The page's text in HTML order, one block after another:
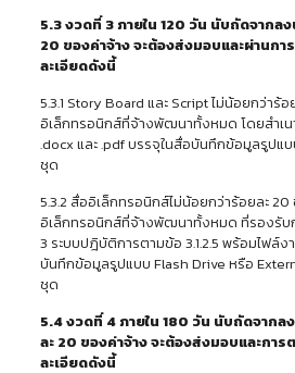
5.3 งวดที่ 3 ภายใน 120 วัน นับถัดจากล
20 ของค่าจ้าง จะต้องส่งมอบและผ่านก
ละเอียดดังนี้
5.3.1 Story Board และ Script ไม่น้อยกว่าร้
อิเล็กทรอนิกส์ที่จ้างพัฒนาทั้งหมด โดยสำเน
.docx และ .pdf บรรจุในสื่อบันทึกข้อมูลรูปแ
ชุด
5.3.2 สื่ออิเล็กทรอนิกส์ไม่น้อยกว่าร้อยละ
อิเล็กทรอนิกส์ที่จ้างพัฒนาทั้งหมด ที่รองรับ
3 ระบบปฎิบัติการตามข้อ 3.1.2.5 พร้อมไฟล์
บันทึกข้อมูลรูปแบบ Flash Drive หรือ
ชุด
5.4 งวดที่ 4 ภายใน 180 วัน นับถัดจาก
ละ 20 ของค่าจ้าง จะต้องส่งมอบและกา
ละเอียดดังนี้